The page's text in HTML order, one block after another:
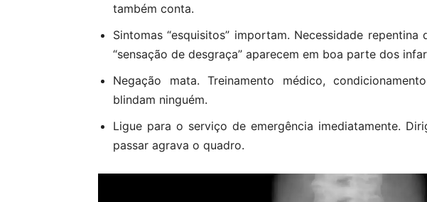
também conta.
Sintomas “esquisitos” importam. Necessidade
“sensação de desgraça” aparecem em boa parte dos
Negação mata. Treinamento médico,
blindam ninguém.
Ligue para o serviço de emergência imediatamente.
passar agrava o quadro.